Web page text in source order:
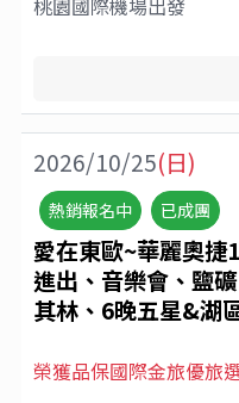
2026/10/25(日)
熱銷報名中 已成團
愛在東歐~華麗奧
進出、音樂會、鹽
其林、6晚五星&湖
榮獲品保國際金旅優旅